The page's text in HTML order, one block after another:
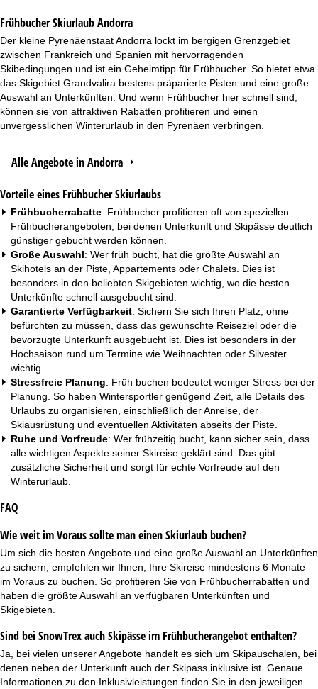
Frühbucher Skiurlaub Andorra
Der kleine Pyrenäenstaat Andorra lockt im bergigen Grenzgebiet
zwischen Frankreich und Spanien mit hervorragenden
Skibedingungen und ist ein Geheimtipp für Frühbucher. So bietet etwa
das Skigebiet Grandvalira bestens präparierte Pisten und eine große
Auswahl an Unterkünften. Und wenn Frühbucher hier schnell sind,
können sie von attraktiven Rabatten profitieren und einen
unvergesslichen Winterurlaub in den Pyrenäen verbringen.
Alle Angebote in Andorra
Vorteile eines Frühbucher Skiurlaubs
Frühbucherrabatte: Frühbucher profitieren oft von speziellen
Frühbucherangeboten, bei denen Unterkunft und Skipässe deutlich
günstiger gebucht werden können.
Große Auswahl: Wer früh bucht, hat die größte Auswahl an
Skihotels an der Piste, Appartements oder Chalets. Dies ist
besonders in den beliebten Skigebieten wichtig, wo die besten
Unterkünfte schnell ausgebucht sind.
Garantierte Verfügbarkeit: Sichern Sie sich Ihren Platz, ohne
befürchten zu müssen, dass das gewünschte Reiseziel oder die
bevorzugte Unterkunft ausgebucht ist. Dies ist besonders in der
Hochsaison rund um Termine wie Weihnachten oder Silvester
wichtig.
Stressfreie Planung: Früh buchen bedeutet weniger Stress bei der
Planung. So haben Wintersportler genügend Zeit, alle Details des
Urlaubs zu organisieren, einschließlich der Anreise, der
Skiausrüstung und eventuellen Aktivitäten abseits der Piste.
Ruhe und Vorfreude: Wer frühzeitig bucht, kann sicher sein, dass
alle wichtigen Aspekte seiner Skireise geklärt sind. Das gibt
zusätzliche Sicherheit und sorgt für echte Vorfreude auf den
Winterurlaub.
FAQ
Wie weit im Voraus sollte man einen Skiurlaub buchen?
Um sich die besten Angebote und eine große Auswahl an Unterkünften
zu sichern, empfehlen wir Ihnen, Ihre Skireise mindestens 6 Monate
im Voraus zu buchen. So profitieren Sie von Frühbucherrabatten und
haben die größte Auswahl an verfügbaren Unterkünften und
Skigebieten.
Sind bei SnowTrex auch Skipässe im Frühbucherangebot enthalten?
Ja, bei vielen unserer Angebote handelt es sich um Skipauschalen, bei
denen neben der Unterkunft auch der Skipass inklusive ist. Genaue
Informationen zu den Inklusivleistungen finden Sie in den jeweiligen